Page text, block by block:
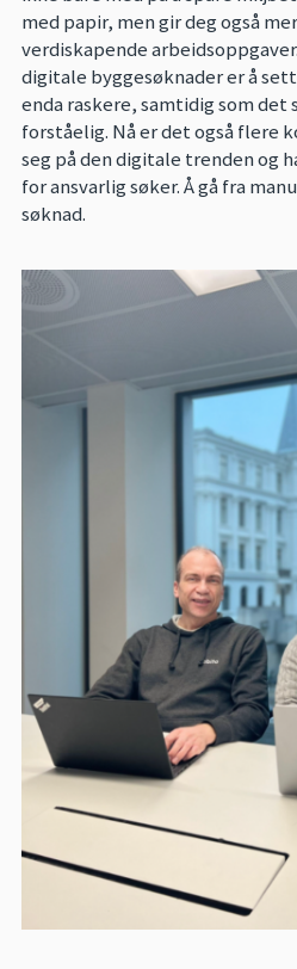
med papir, men gir deg også
verdiskapende
digitale byggesøknader er å
enda raskere, samtidig som
forståelig. Nå er det også flere
seg på den digitale trenden og
for ansvarlig søker. Å gå fra
søknad.